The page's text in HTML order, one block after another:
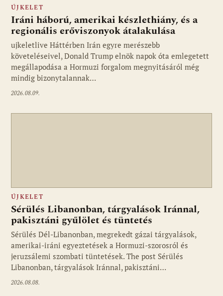
Fotó: ujkelet.live
ÚJKELET
Iráni háború, amerikai készlethiány, és a
regionális erőviszonyok átalakulása
ujkeletlive Háttérben Irán egyre merészebb
követeléseivel, Donald Trump elnök napok óta emlegetett
megállapodása a Hormuzi forgalom megnyitásáról még
mindig bizonytalannak…
2026.08.09.
ÚJKELET
Sérülés Libanonban, tárgyalások Iránnal,
pakisztáni gyűlölet és tüntetés
Sérülés Dél-Libanonban, megrekedt gázai tárgyalások,
amerikai-iráni egyeztetések a Hormuzi-szorosról és
jeruzsálemi szombati tüntetések. The post Sérülés
Libanonban, tárgyalások Iránnal, pakisztáni…
2026.08.08.